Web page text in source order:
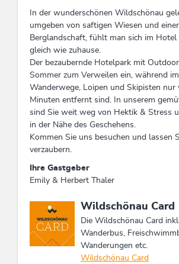
In der wunderschönen Wildschönau
umgeben von saftigen Wiesen und
Berglandschaft, fühlt man sich im Hotel
gleich wie zuhause.
Der bezaubernde Hotelpark mit
Sommer zum Verweilen ein, während
Wanderwege, Loipen und Skipisten nur
Minuten entfernt sind. In unserem
sind Sie weit weg von Hektik & Stress
in der Nähe des Geschehens.
Kommen Sie uns besuchen und lassen
verzaubern.
Ihre Gastgeber
Emily & Herbert Thaler
Diese Unterkunft ist Mitglied
Wildschönau Card
Die Wildschönau Card
Wanderbus,
Wanderungen etc.
Wildschönau Card